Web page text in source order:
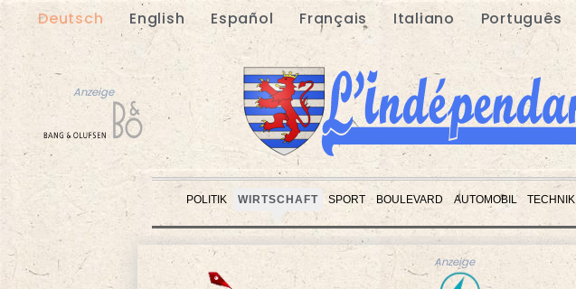
Deutsch English Español Français Italiano Português
Anzeige
POLITIK WIRTSCHAFT SPORT BOULEVARD AUTOMOBIL TECHNIK
Anzeige